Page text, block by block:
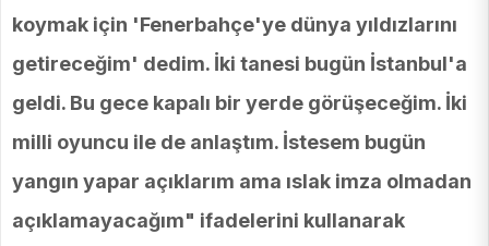
koymak için 'Fenerbahçe'ye dünya yıldızlarını
getireceğim' dedim. İki tanesi bugün İstanbul'a
geldi. Bu gece kapalı bir yerde görüşeceğim. İki
milli oyuncu ile de anlaştım. İstesem bugün
yangın yapar açıklarım ama ıslak imza olmadan
açıklamayacağım" ifadelerini kullanarak